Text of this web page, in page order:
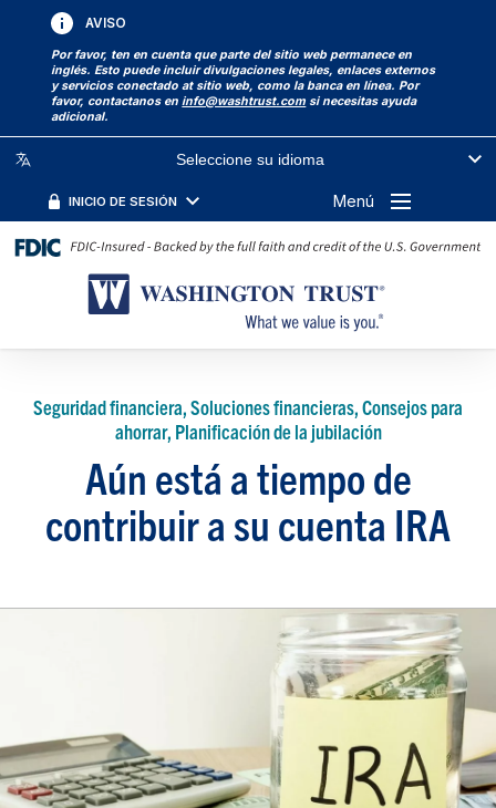
AVISO
Por favor, ten en cuenta que parte del sitio web permanece en
inglés. Esto puede incluir divulgaciones legales, enlaces externos
y servicios conectado at sitio web, como la banca en línea. Por
favor, contactanos eninfo@washtrust.com si necesitas ayuda
adicional.
Seleccione su idioma
INICIO DE SESIÓN Menú
Seguridad financiera, Soluciones financieras, Consejos para
ahorrar, Planificación de la jubilación
Aún está a tiempo de
contribuir a su cuenta IRA